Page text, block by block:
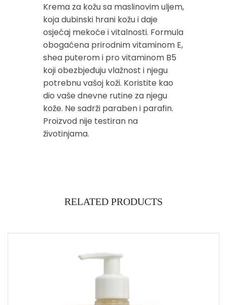
Krema za kožu sa maslinovim uljem,
koja dubinski hrani kožu i daje
osjećaj mekoće i vitalnosti. Formula
obogaćena prirodnim vitaminom E,
shea puterom i pro vitaminom B5
koji obezbjeđuju vlažnost i njegu
potrebnu vašoj koži. Koristite kao
dio vaše dnevne rutine za njegu
kože. Ne sadrži paraben i parafin.
Proizvod nije testiran na
životinjama.
RELATED PRODUCTS